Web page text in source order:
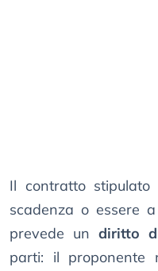
Il contratto stipulato
scadenza o essere
prevede un diritto
parti: il proponente